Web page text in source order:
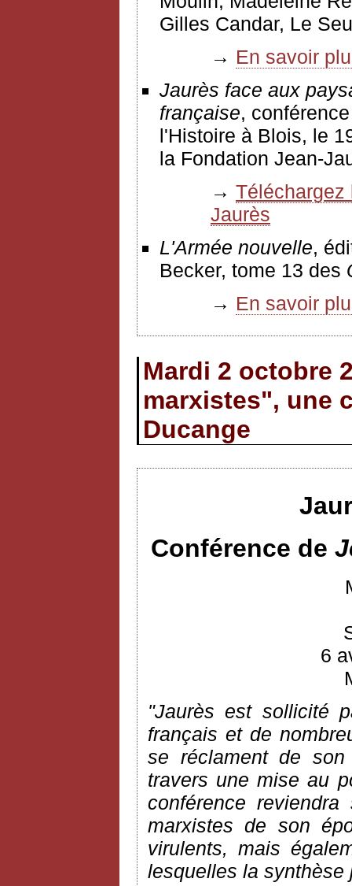
Gilles Candar, Le
→ En savoir
Jaurès face aux
française,
l'Histoire à Blois, le
la Fondation Jean-
→ Téléchargez
Jaurès
L'Armée nouvelle,
Becker, tome 13 des
→ En savoir
Mardi 2 octobre
marxistes", une
Ducange
Conférence de
6
"Jaurès est sollicité
français et de
se réclament de
travers une mise au
conférence
marxistes de son
virulents, mais
lesquelles la synthèse